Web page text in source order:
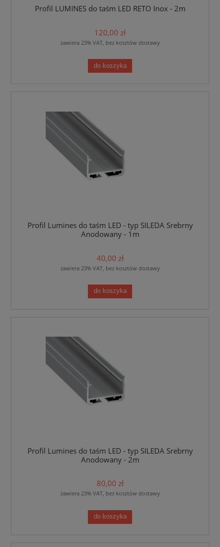
Profil LUMINES do taśm LED RETO Inox - 2m
120,00 zł
zawiera 23% VAT, bez kosztów dostawy
do koszyka
Profil Lumines do taśm LED - typ SILEDA Srebrny
Anodowany - 1m
40,00 zł
zawiera 23% VAT, bez kosztów dostawy
do koszyka
Profil Lumines do taśm LED - typ SILEDA Srebrny
Anodowany - 2m
80,00 zł
zawiera 23% VAT, bez kosztów dostawy
do koszyka